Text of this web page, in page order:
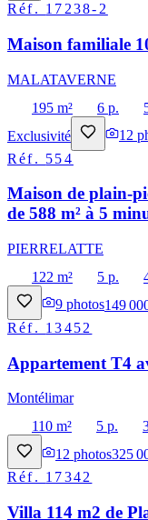
Réf. 17238-2
Maison familiale
MALATAVERNE
195 m²
6 p.
Exclusivité
12
Réf. 554
Maison de plain-
de 588 m² à 5
PIERRELATTE
122 m²
5 p.
9 photos149
Réf. 13452
Appartement T4
Montélimar
110 m²
5 p.
12 photos325
Réf. 17342
Villa 114 m2 de